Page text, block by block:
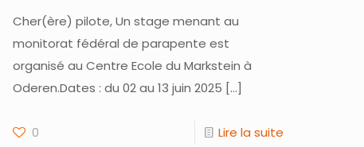
Cher(ère) pilote, Un stage menant au
monitorat fédéral de parapente est
organisé au Centre Ecole du Markstein à
Oderen.Dates : du 02 au 13 juin 2025 […]
0 Lire la suite